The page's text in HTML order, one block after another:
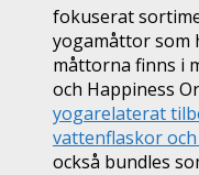
fokuserat
yogamåttor som
måttorna finns i
och Happiness
yogarelaterat
vattenflaskor
också bundles